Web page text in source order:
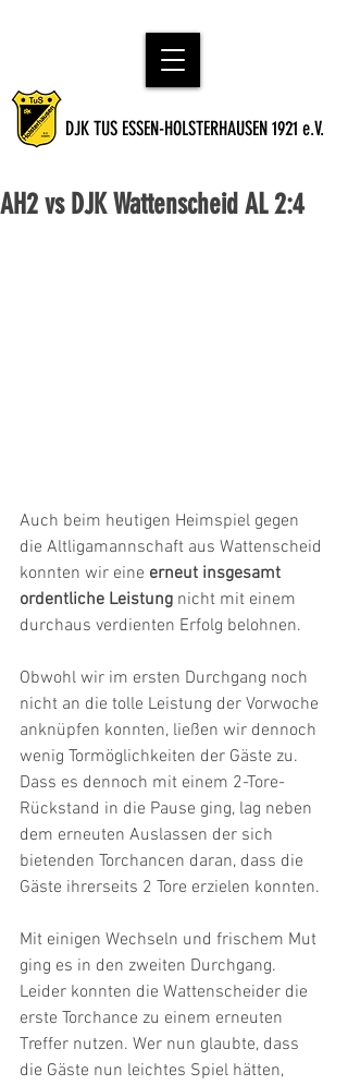
DJK TUS ESSEN-HOLSTERHAUSEN 1921 e.V.
AH2 vs DJK Wattenscheid AL 2:4
Auch beim heutigen Heimspiel gegen
die Altligamannschaft aus Wattenscheid
konnten wir eine erneut insgesamt
ordentliche Leistung nicht mit einem
durchaus verdienten Erfolg belohnen.
Obwohl wir im ersten Durchgang noch
nicht an die tolle Leistung der Vorwoche
anknüpfen konnten, ließen wir dennoch
wenig Tormöglichkeiten der Gäste zu.
Dass es dennoch mit einem 2-Tore-
Rückstand in die Pause ging, lag neben
dem erneuten Auslassen der sich
bietenden Torchancen daran, dass die
Gäste ihrerseits 2 Tore erzielen konnten.
Mit einigen Wechseln und frischem Mut
ging es in den zweiten Durchgang.
Leider konnten die Wattenscheider die
erste Torchance zu einem erneuten
Treffer nutzen. Wer nun glaubte, dass
die Gäste nun leichtes Spiel hätten,